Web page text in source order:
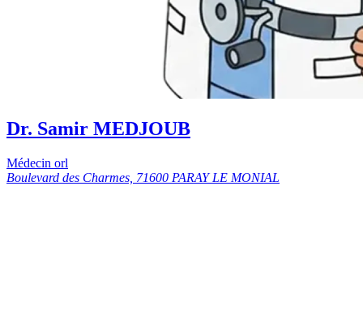
Dr. Samir MEDJOUB
Médecin orl
Boulevard des Charmes, 71600 PARAY LE MONIAL